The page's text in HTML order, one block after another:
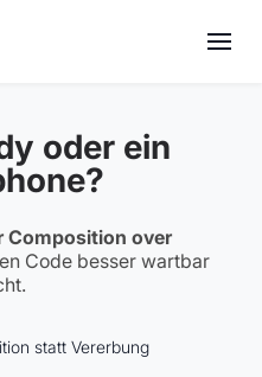
oder ein
Composition over
Code besser wartbar
statt Vererbung